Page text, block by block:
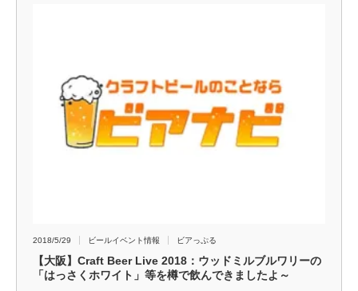
2018/5/29 ビールイベント情報 ビアっぷる
【大阪】Craft Beer Live 2018：ウッドミルブルワリーの
「はっさくホワイト」等を樽で飲んできましたよ～